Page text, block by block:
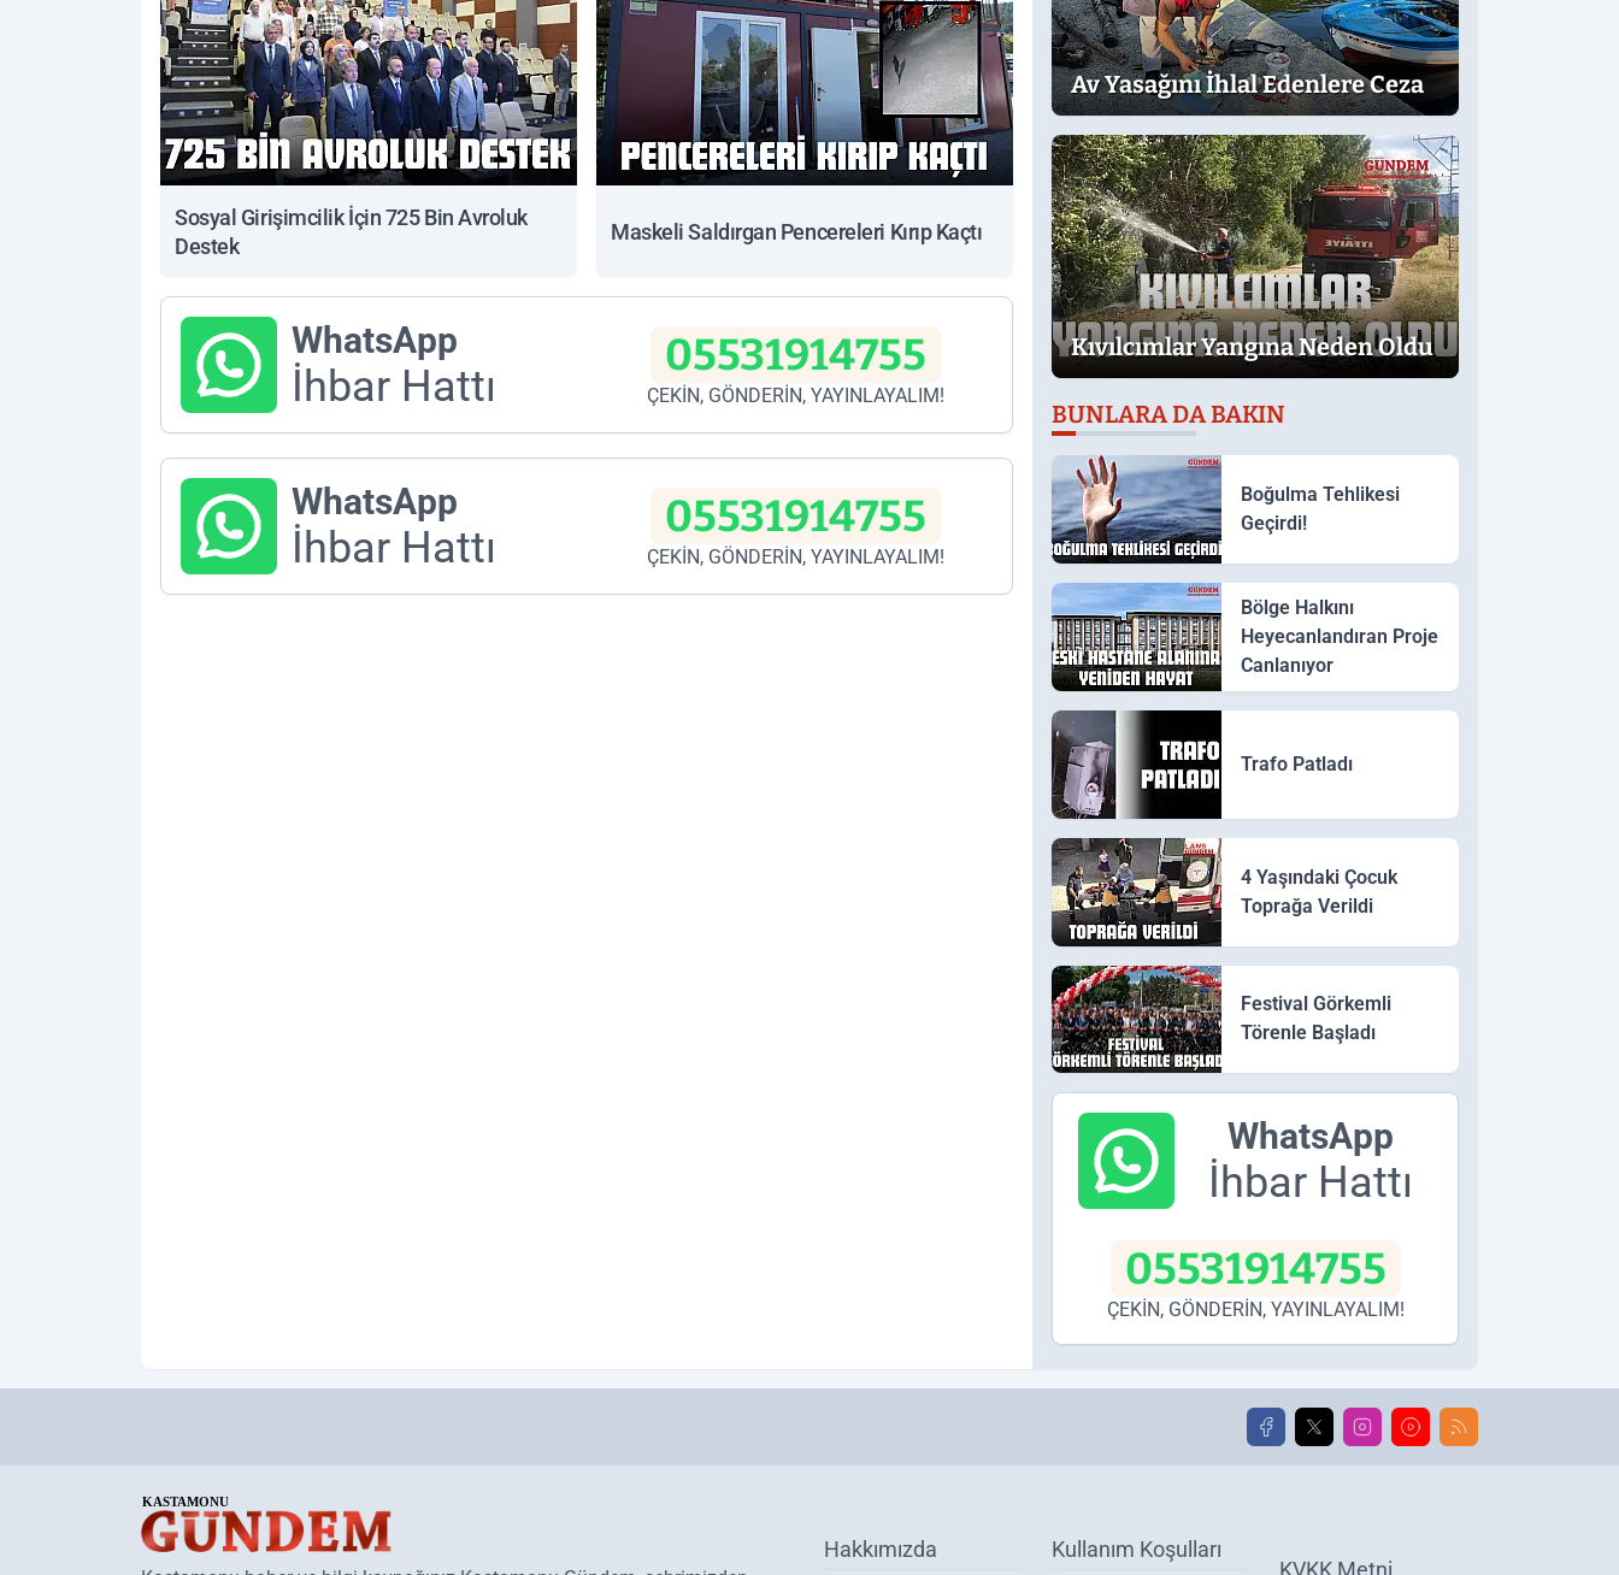
Sosyal Girişimcilik İçin 725 Bin Avroluk
Destek
Maskeli Saldırgan Pencereleri Kırıp Kaçtı
WhatsApp
İhbar Hattı
05531914755
ÇEKİN, GÖNDERİN, YAYINLAYALIM!
WhatsApp
İhbar Hattı
05531914755
ÇEKİN, GÖNDERİN, YAYINLAYALIM!
Av Yasağını İhlal Edenlere Ceza
Kıvılcımlar Yangına Neden Oldu
BUNLARA DA BAKIN
Boğulma Tehlikesi
Geçirdi!
Bölge Halkını
Heyecanlandıran Proje
Canlanıyor
Trafo Patladı
4 Yaşındaki Çocuk
Toprağa Verildi
Festival Görkemli
Törenle Başladı
WhatsApp
İhbar Hattı
05531914755
ÇEKİN, GÖNDERİN, YAYINLAYALIM!
Hakkımızda Kullanım Koşulları
KVKK Metni